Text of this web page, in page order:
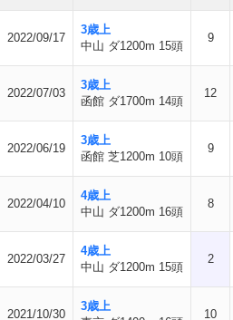
2022/09/17
3歳上
中山 ダ1200m 15頭
9
2022/07/03
3歳上
函館 ダ1700m 14頭
12
2022/06/19
3歳上
函館 芝1200m 10頭
9
2022/04/10
4歳上
中山 ダ1200m 16頭
8
2022/03/27
4歳上
中山 ダ1200m 15頭
2
2021/10/30
3歳上
10